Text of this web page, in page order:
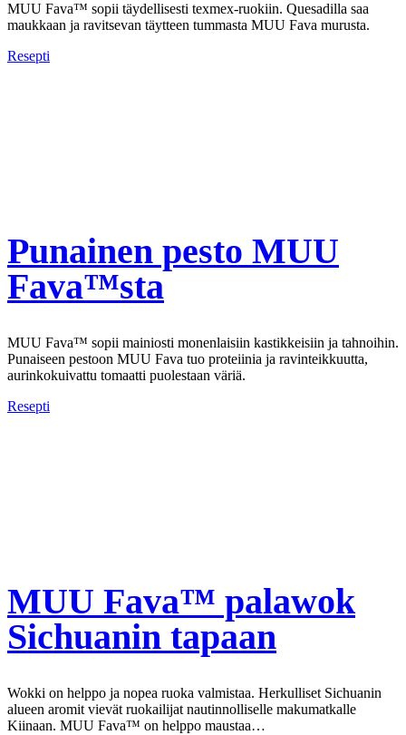
MUU Fava™ sopii täydellisesti texmex-ruokiin. Quesadilla saa
maukkaan ja ravitsevan täytteen tummasta MUU Fava murusta.
Resepti
Punainen pesto MUU
Fava™sta
MUU Fava™ sopii mainiosti monenlaisiin kastikkeisiin ja tahnoihin.
Punaiseen pestoon MUU Fava tuo proteiinia ja ravinteikkuutta,
aurinkokuivattu tomaatti puolestaan väriä.
Resepti
MUU Fava™ palawok
Sichuanin tapaan
Wokki on helppo ja nopea ruoka valmistaa. Herkulliset Sichuanin
alueen aromit vievät ruokailijat nautinnolliselle makumatkalle
Kiinaan. MUU Fava™ on helppo maustaa…